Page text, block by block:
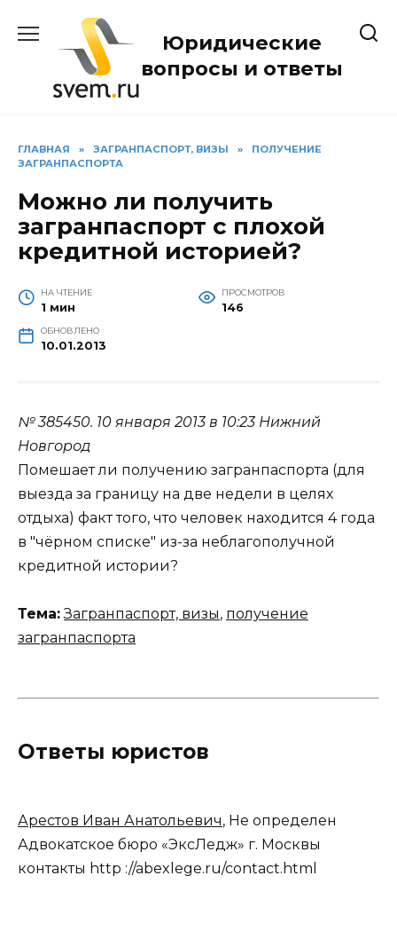
содержанию
Юридические
вопросы и ответы
ГЛАВНАЯ » ЗАГРАНПАСПОРТ, ВИЗЫ »
ПОЛУЧЕНИЕ
ЗАГРАНПАСПОРТА
Можно ли получить
загранпаспорт с плохой
кредитной историей?
НА ЧТЕНИЕ
1 мин
ПРОСМОТРОВ
146
ОБНОВЛЕНО
10.01.2013
№ 385450. 10 января 2013 в 10:23 Нижний
Новгород
Помешает ли получению загранпаспорта (для
выезда за границу на две недели в целях
отдыха) факт того, что человек находится 4 года
в "чёрном списке" из-за неблагополучной
кредитной истории?
Тема: Загранпаспорт, визы, получение
загранпаспорта
Ответы юристов
Арестов Иван Анатольевич, Не определен
Адвокатское бюро «ЭксЛедж» г. Москвы
контакты http ://abexlege.ru/contact.html